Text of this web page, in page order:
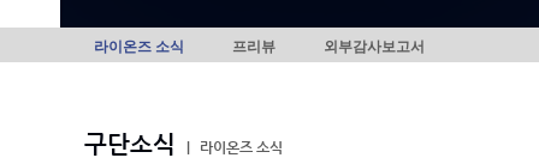
라이온즈 소식 프리뷰 외부감사보고서
구단소식
라이온즈 소식